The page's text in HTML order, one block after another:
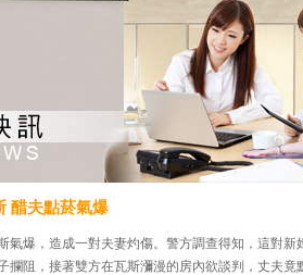
醋夫點菸氣爆
氣爆，造成一對夫妻灼傷。警方調查得知，這對
攔阻，接著雙方在瓦斯瀰漫的房內欲談判，丈夫